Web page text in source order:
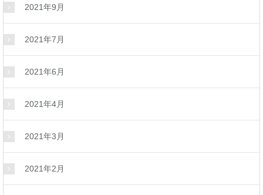
2021年9月
2021年7月
2021年6月
2021年4月
2021年3月
2021年2月